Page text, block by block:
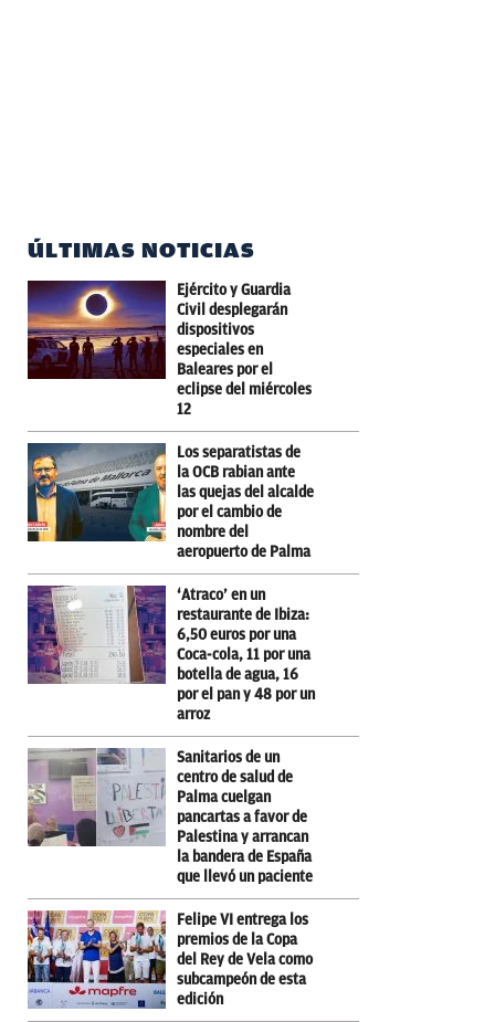
ÚLTIMAS NOTICIAS
Ejército y Guardia
Civil desplegarán
dispositivos
especiales en
Baleares por el
eclipse del miércoles
12
Los separatistas de
la OCB rabian ante
las quejas del alcalde
por el cambio de
nombre del
aeropuerto de Palma
‘Atraco’ en un
restaurante de Ibiza:
6,50 euros por una
Coca-cola, 11 por una
botella de agua, 16
por el pan y 48 por un
arroz
Sanitarios de un
centro de salud de
Palma cuelgan
pancartas a favor de
Palestina y arrancan
la bandera de España
que llevó un paciente
Felipe VI entrega los
premios de la Copa
del Rey de Vela como
subcampeón de esta
edición